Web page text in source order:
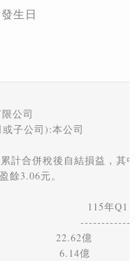
生日
公司
子公司):本公司
計合併稅後自結損益，其
餘3.06元。
115年Q1
-------------
22.62億
6.14億